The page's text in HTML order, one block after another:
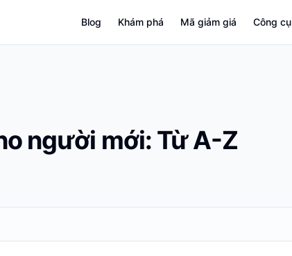
Blog Khám phá Mã giảm giá Công cụ
người mới: Từ A-Z